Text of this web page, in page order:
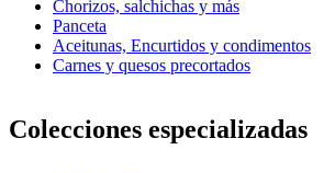
Chorizos, salchichas y más
Panceta
Aceitunas, Encurtidos y condimentos
Carnes y quesos precortados
Colecciones especializadas